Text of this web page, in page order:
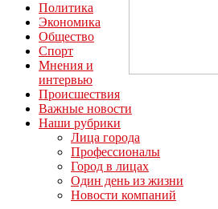
Политика
Экономика
Общество
Спорт
Мнения и
интервью
Происшествия
Важные новости
Наши рубрики
Лица города
Профессионалы
Город в лицах
Один день из жизни
Новости компаний